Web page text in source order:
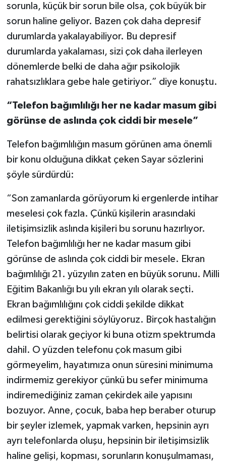
sorunla, küçük bir sorun bile olsa, çok büyük bir
sorun haline geliyor. Bazen çok daha depresif
durumlarda yakalayabiliyor. Bu depresif
durumlarda yakalaması, sizi çok daha ilerleyen
dönemlerde belki de daha ağır psikolojik
rahatsızlıklara gebe hale getiriyor.” diye konuştu.
“Telefon bağımlılığı her ne kadar masum gibi
görünse de aslında çok ciddi bir mesele”
Telefon bağımlılığın masum görünen ama önemli
bir konu olduğuna dikkat çeken Sayar sözlerini
şöyle sürdürdü:
“Son zamanlarda görüyorum ki ergenlerde intihar
meselesi çok fazla. Çünkü kişilerin arasındaki
iletişimsizlik aslında kişileri bu sorunu hazırlıyor.
Telefon bağımlılığı her ne kadar masum gibi
görünse de aslında çok ciddi bir mesele. Ekran
bağımlılığı 21. yüzyılın zaten en büyük sorunu. Milli
Eğitim Bakanlığı bu yılı ekran yılı olarak seçti.
Ekran bağımlılığını çok ciddi şekilde dikkat
edilmesi gerektiğini söylüyoruz. Birçok hastalığın
belirtisi olarak geçiyor ki buna otizm spektrumda
dahil. O yüzden telefonu çok masum gibi
görmeyelim, hayatımıza onun süresini minimuma
indirmemiz gerekiyor çünkü bu sefer minimuma
indiremediğiniz zaman çekirdek aile yapısını
bozuyor. Anne, çocuk, baba hep beraber oturup
bir şeyler izlemek, yapmak varken, hepsinin ayrı
ayrı telefonlarda oluşu, hepsinin bir iletişimsizlik
haline gelişi, kopması, sorunların konuşulmaması,